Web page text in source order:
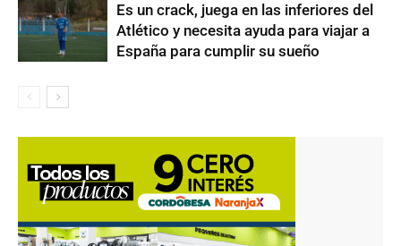
Es un crack, juega en las inferiores del
Atlético y necesita ayuda para viajar a
España para cumplir su sueño